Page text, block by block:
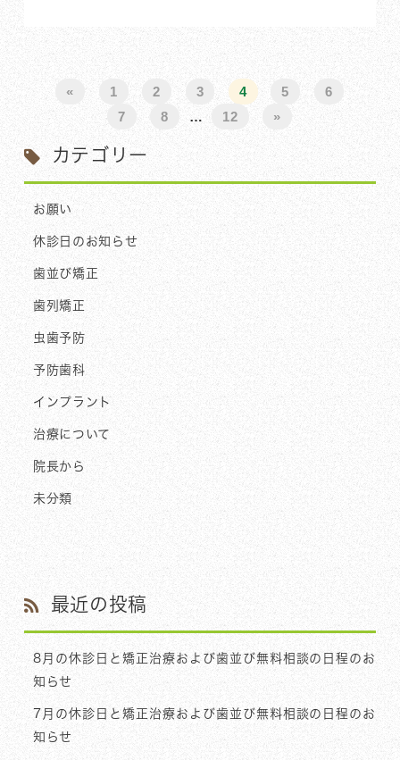
« 1 2 3 4 5
6
7
8 … 12 »
カテゴリー
お願い
休診日のお知らせ
歯並び矯正
歯列矯正
虫歯予防
予防歯科
インプラント
治療について
院長から
未分類
最近の投稿
8月の休診日と矯正治療および歯並び無料相談の日程のお
知らせ
7月の休診日と矯正治療および歯並び無料相談の日程のお
知らせ